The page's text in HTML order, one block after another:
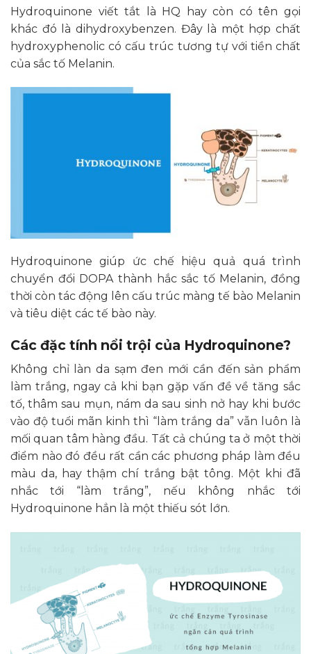
Hydroquinone viết tắt là HQ hay còn có tên gọi
khác đó là dihydroxybenzen. Đây là một hợp chất
hydroxyphenolic có cấu trúc tương tự với tiền chất
của sắc tố Melanin.
Hydroquinone giúp ức chế hiệu quả quá trình
chuyển đổi DOPA thành hắc sắc tố Melanin, đồng
thời còn tác động lên cấu trúc màng tế bào Melanin
và tiêu diệt các tế bào này.
Các đặc tính nổi trội của Hydroquinone?
Không chỉ làn da sạm đen mới cần đến sản phẩm
làm trắng, ngay cả khi bạn gặp vấn đề về tăng sắc
tố, thâm sau mụn, nám da sau sinh nở hay khi bước
vào độ tuổi mãn kinh thì “làm trắng da” vẫn luôn là
mối quan tâm hàng đầu. Tất cả chúng ta ở một thời
điểm nào đó đều rất cần các phương pháp làm đều
màu da, hay thậm chí trắng bật tông. Một khi đã
nhắc tới “làm trắng”, nếu không nhắc tới
Hydroquinone hẳn là một thiếu sót lớn.